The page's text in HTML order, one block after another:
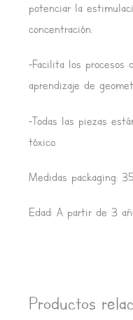
potenciar la
concentración.
-Facilita los procesos
aprendizaje de
-Todas las piezas
tóxico.
Medidas packaging:
Edad: A partir de 3
Productos